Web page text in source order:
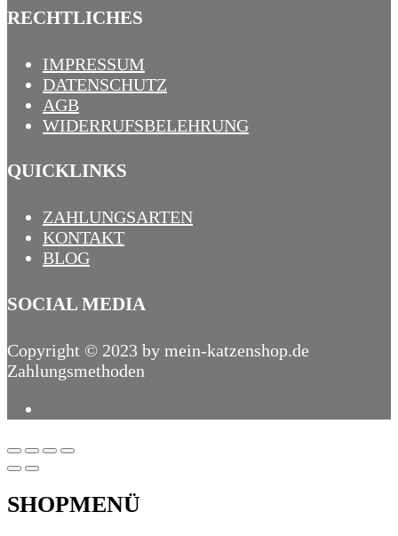
RECHTLICHES
IMPRESSUM
DATENSCHUTZ
AGB
WIDERRUFSBELEHRUNG
QUICKLINKS
ZAHLUNGSARTEN
KONTAKT
BLOG
SOCIAL MEDIA
Copyright © 2023 by mein-katzenshop.de
Zahlungsmethoden
SHOPMENÜ